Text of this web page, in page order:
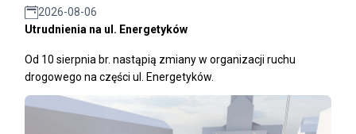
2026-08-06
Utrudnienia na ul. Energetyków
Od 10 sierpnia br. nastąpią zmiany w organizacji ruchu
drogowego na części ul. Energetyków.